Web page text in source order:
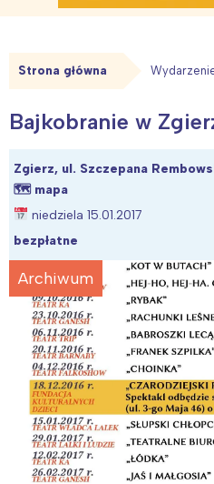
Strona główna
Bajkobranie w
Zgierz, ul. Szczepana
🗺 mapa
niedziela 15.01.2017
bezpłatne